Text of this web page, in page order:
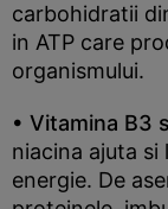
carbohidratii
in ATP care
organismului.
• Vitamina B3
niacina ajuta
energie. De